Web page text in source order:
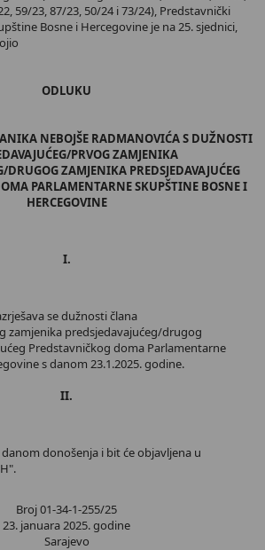
59/23, 87/23, 50/24 i 73/24), Predstavnički
Bosne i Hercegovine je na 25. sjednici,
ODLUKU
NEBOJŠE RADMANOVIĆA S DUŽNOSTI
PRVOG ZAMJENIKA
DRUGOG ZAMJENIKA PREDSJEDAVAJUĆEG
PARLAMENTARNE SKUPŠTINE BOSNE I
HERCEGOVINE
I.
se dužnosti člana
zamjenika predsjedavajućeg/drugog
Predstavničkog doma Parlamentarne
s danom 23.1.2025. godine.
II.
donošenja i bit će objavljena u
Broj 01-34-1-255/25
23. januara 2025. godine
Sarajevo